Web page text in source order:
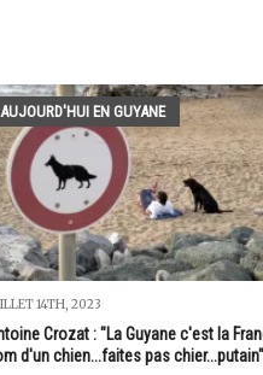
AUJOURD'HUI EN GUYANE
14TH, 2023
Crozat : "La Guyane c'est la
d'un chien...faites pas chier...putain"